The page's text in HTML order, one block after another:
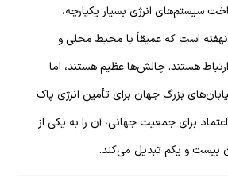
سیستم‌های انرژی بسیار یکپارچه،
است که عمیقاً با محیط محلی و
هستند. چالش‌ها عظیم هستند، اما
بزرگ جهان برای تأمین انرژی پاک
برای جمعیت جهانی، آن را به یکی از
بیست و یکم تبدیل می‌کند.